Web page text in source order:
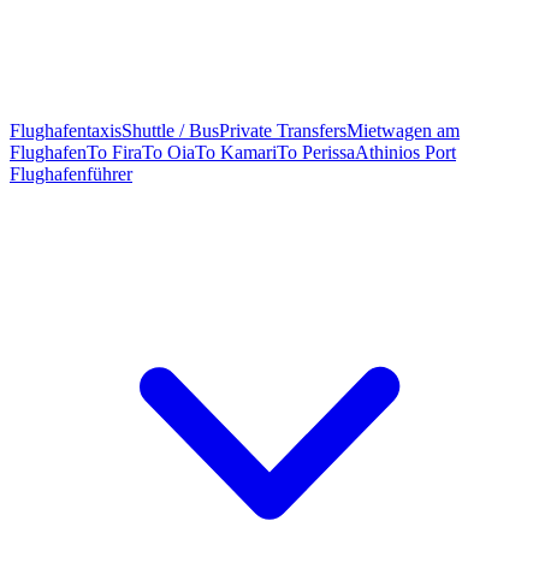
FlughafentaxisShuttle / BusPrivate TransfersMietwagen am
FlughafenTo FiraTo OiaTo KamariTo PerissaAthinios Port
Flughafenführer